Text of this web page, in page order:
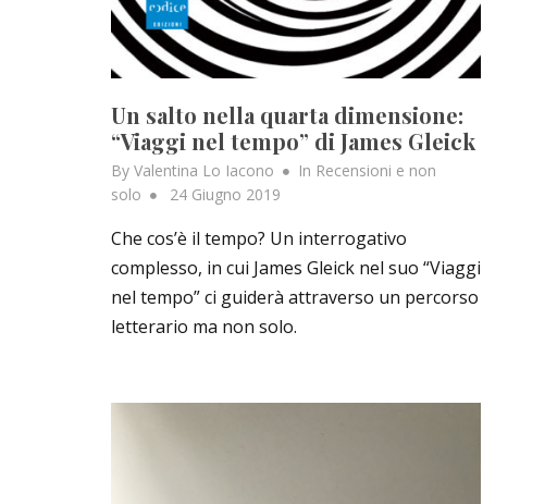
Un salto nella quarta dimensione:
“Viaggi nel tempo” di James Gleick
By Valentina Lo Iacono In Recensioni e non
solo
Posted
24 Giugno 2019
Che cos’è il tempo? Un interrogativo
complesso, in cui James Gleick nel suo “Viaggi
nel tempo” ci guiderà attraverso un percorso
letterario ma non solo.